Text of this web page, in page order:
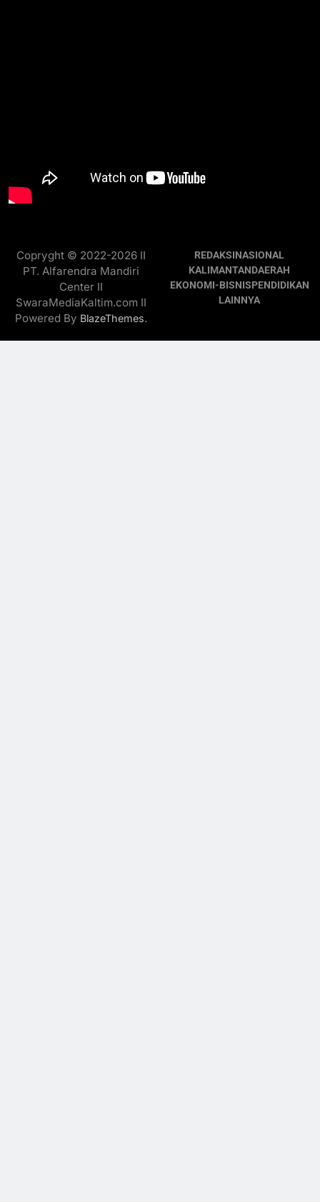
Copryght © 2022-2026 II
PT. Alfarendra Mandiri
Center II
SwaraMediaKaltim.com II
Powered By BlazeThemes.
REDAKSINASIONAL
KALIMANTANDAERAH
EKONOMI-BISNISPENDIDIKAN
LAINNYA